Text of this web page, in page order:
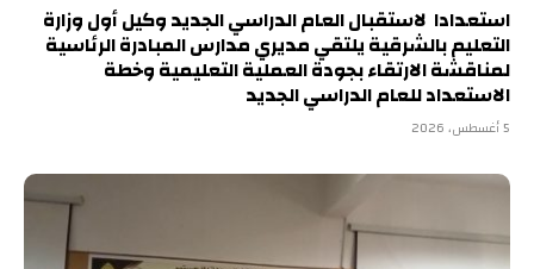
استعدادا لاستقبال العام الدراسي الجديد وكيل أول وزارة
التعليم بالشرقية يلتقي مديري مدارس المبادرة الرئاسية
لمناقشة الارتقاء بجودة العملية التعليمية وخطة
الاستعداد للعام الدراسي الجديد
5 أغسطس، 2026